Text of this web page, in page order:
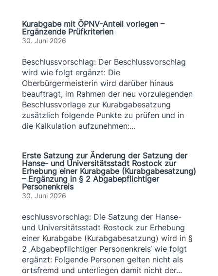
Kurabgabe mit ÖPNV-Anteil vorlegen –
Ergänzende Prüfkriterien
30. Juni 2026
Beschlussvorschlag: Der Beschlussvorschlag
wird wie folgt ergänzt: Die
Oberbürgermeisterin wird darüber hinaus
beauftragt, im Rahmen der neu vorzulegenden
Beschlussvorlage zur Kurabgabesatzung
zusätzlich folgende Punkte zu prüfen und in
die Kalkulation aufzunehmen:...
Erste Satzung zur Änderung der Satzung der
Hanse- und Universitätsstadt Rostock zur
Erhebung einer Kurabgabe (Kurabgabesatzung)
– Ergänzung in § 2 Abgabepflichtiger
Personenkreis
30. Juni 2026
eschlussvorschlag: Die Satzung der Hanse-
und Universitätsstadt Rostock zur Erhebung
einer Kurabgabe (Kurabgabesatzung) wird in §
2 ‚Abgabepflichtiger Personenkreis‘ wie folgt
ergänzt: Folgende Personen gelten nicht als
ortsfremd und unterliegen damit nicht der...